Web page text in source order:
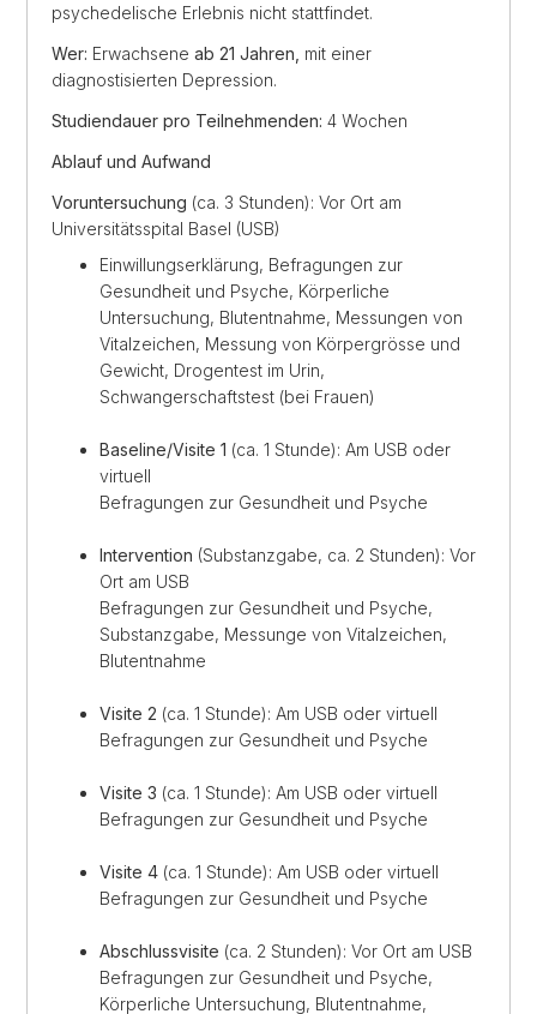
psychedelische Erlebnis nicht stattfindet.
Wer: Erwachsene ab 21 Jahren, mit einer
diagnostisierten Depression.
Studiendauer pro Teilnehmenden: 4 Wochen
Ablauf und Aufwand
Voruntersuchung (ca. 3 Stunden): Vor Ort am
Universitätsspital Basel (USB)
Einwillungserklärung, Befragungen zur
Gesundheit und Psyche, Körperliche
Untersuchung, Blutentnahme, Messungen von
Vitalzeichen, Messung von Körpergrösse und
Gewicht, Drogentest im Urin,
Schwangerschaftstest (bei Frauen)
Baseline/Visite 1 (ca. 1 Stunde): Am USB oder
virtuell
Befragungen zur Gesundheit und Psyche
Intervention (Substanzgabe, ca. 2 Stunden): Vor
Ort am USB
Befragungen zur Gesundheit und Psyche,
Substanzgabe, Messunge von Vitalzeichen,
Blutentnahme
Visite 2 (ca. 1 Stunde): Am USB oder virtuell
Befragungen zur Gesundheit und Psyche
Visite 3 (ca. 1 Stunde): Am USB oder virtuell
Befragungen zur Gesundheit und Psyche
Visite 4 (ca. 1 Stunde): Am USB oder virtuell
Befragungen zur Gesundheit und Psyche
Abschlussvisite (ca. 2 Stunden): Vor Ort am USB
Befragungen zur Gesundheit und Psyche,
Körperliche Untersuchung, Blutentnahme,